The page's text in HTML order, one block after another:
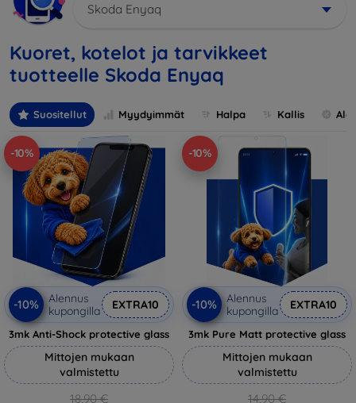
Skoda Enyaq
Kuoret, kotelot ja tarvikkeet
tuotteelle Skoda Enyaq
Suositellut Myydyimmät Halpa Kallis
-10%
-10%
Alennus
kupongilla
EXTRA10
3mk Anti-Shock protective glass
Mittojen mukaan
valmistettu
18,90 €
-10%
-10%
Alennus
kupongilla
EXTRA10
3mk Pure Matt protective glass
Mittojen mukaan
valmistettu
14,90 €